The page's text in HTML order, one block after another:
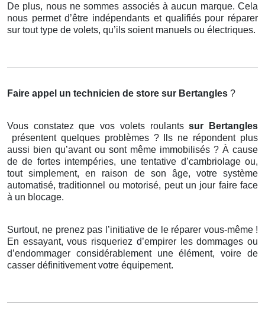
De plus, nous ne sommes associés à aucun marque. Cela
nous permet d’être indépendants et qualifiés pour réparer
sur tout type de volets, qu’ils soient manuels ou électriques.
Faire appel un technicien de store sur Bertangles ?
Vous constatez que vos volets roulantssur Bertangles
présentent quelques problèmes ? Ils ne répondent plus
aussi bien qu’avant ou sont même immobilisés ? À cause
de de fortes intempéries, une tentative d’cambriolage ou,
tout simplement, en raison de son âge, votre système
automatisé, traditionnel ou motorisé, peut un jour faire face
à un blocage.
Surtout, ne prenez pas l’initiative de le réparer vous-même !
En essayant, vous risqueriez d’empirer les dommages ou
d’endommager considérablement une élément, voire de
casser définitivement votre équipement.